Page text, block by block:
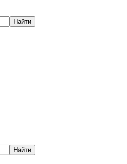
Найти
Найти